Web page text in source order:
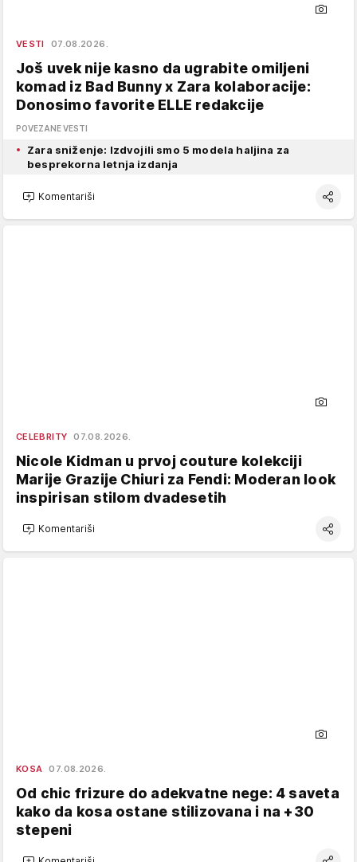
VESTI 07.08.2026.
Još uvek nije kasno da ugrabite omiljeni
komad iz Bad Bunny x Zara kolaboracije:
Donosimo favorite ELLE redakcije
POVEZANE VESTI
Zara sniženje: Izdvojili smo 5 modela haljina za
besprekorna letnja izdanja
Komentariši
CELEBRITY 07.08.2026.
Nicole Kidman u prvoj couture kolekciji
Marije Grazije Chiuri za Fendi: Moderan look
inspirisan stilom dvadesetih
Komentariši
KOSA 07.08.2026.
Od chic frizure do adekvatne nege: 4 saveta
kako da kosa ostane stilizovana i na +30
stepeni